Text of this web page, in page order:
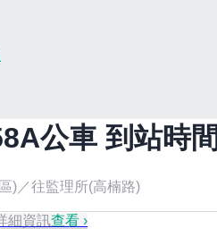
公車 到站時間
)／往監理所(高楠路)
細資訊查看 ›